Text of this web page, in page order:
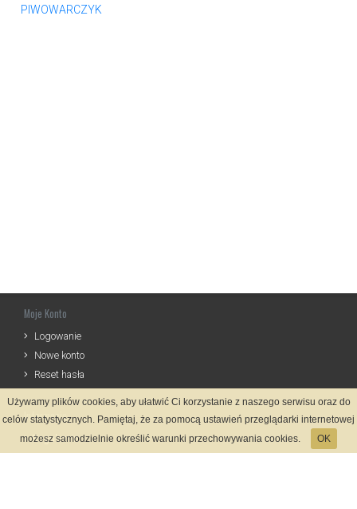
PIWOWARCZYK
Moje Konto
Logowanie
Nowe konto
Reset hasła
Informacje
Regulamin
Używamy plików cookies, aby ułatwić Ci korzystanie z naszego serwisu oraz do
celów statystycznych. Pamiętaj, że za pomocą ustawień przeglądarki internetowej
możesz samodzielnie określić warunki przechowywania cookies.
OK